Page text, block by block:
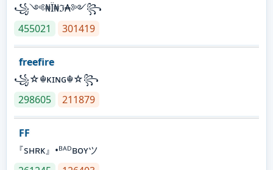
꧁༺₦Ї₦ℑ₳༻꧂
455021
301419
freefire
꧁☆☬κɪɴɢ☬☆꧂
298605
211879
FF
『sʜʀᴋ』•ᴮᴬᴰʙᴏʏツ